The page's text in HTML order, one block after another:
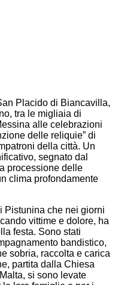
Placido di Biancavilla,
tra le migliaia di
alle celebrazioni
delle reliquie” di
della città. Un
segnato dal
processione delle
clima profondamente
Pistunina che nei giorni
vittime e dolore, ha
festa. Sono stati
bandistico,
sobria, raccolta e carica
partita dalla Chiesa
si sono levate